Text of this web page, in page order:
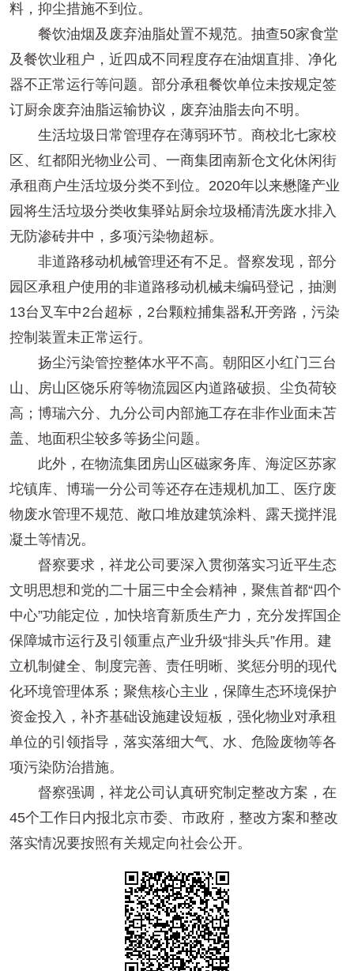
料，抑尘措施不到位。
餐饮油烟及废弃油脂处置不规范。抽查50家食堂
及餐饮业租户，近四成不同程度存在油烟直排、净化
器不正常运行等问题。部分承租餐饮单位未按规定签
订厨余废弃油脂运输协议，废弃油脂去向不明。
生活垃圾日常管理存在薄弱环节。商校北七家校
区、红都阳光物业公司、一商集团南新仓文化休闲街
承租商户生活垃圾分类不到位。2020年以来懋隆产业
园将生活垃圾分类收集驿站厨余垃圾桶清洗废水排入
无防渗砖井中，多项污染物超标。
非道路移动机械管理还有不足。督察发现，部分
园区承租户使用的非道路移动机械未编码登记，抽测
13台叉车中2台超标，2台颗粒捕集器私开旁路，污染
控制装置未正常运行。
扬尘污染管控整体水平不高。朝阳区小红门三台
山、房山区饶乐府等物流园区内道路破损、尘负荷较
高；博瑞六分、九分公司内部施工存在非作业面未苫
盖、地面积尘较多等扬尘问题。
此外，在物流集团房山区磁家务库、海淀区苏家
坨镇库、博瑞一分公司等还存在违规机加工、医疗废
物废水管理不规范、敞口堆放建筑涂料、露天搅拌混
凝土等情况。
督察要求，祥龙公司要深入贯彻落实习近平生态
文明思想和党的二十届三中全会精神，聚焦首都“四个
中心”功能定位，加快培育新质生产力，充分发挥国企
保障城市运行及引领重点产业升级“排头兵”作用。建
立机制健全、制度完善、责任明晰、奖惩分明的现代
化环境管理体系；聚焦核心主业，保障生态环境保护
资金投入，补齐基础设施建设短板，强化物业对承租
单位的引领指导，落实落细大气、水、危险废物等各
项污染防治措施。
督察强调，祥龙公司认真研究制定整改方案，在
45个工作日内报北京市委、市政府，整改方案和整改
落实情况要按照有关规定向社会公开。